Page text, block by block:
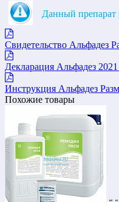
Данный препарат
Свидетельство Альфадез
Декларация Альфадез 2021
Инструкция Альфадез
Похожие товары